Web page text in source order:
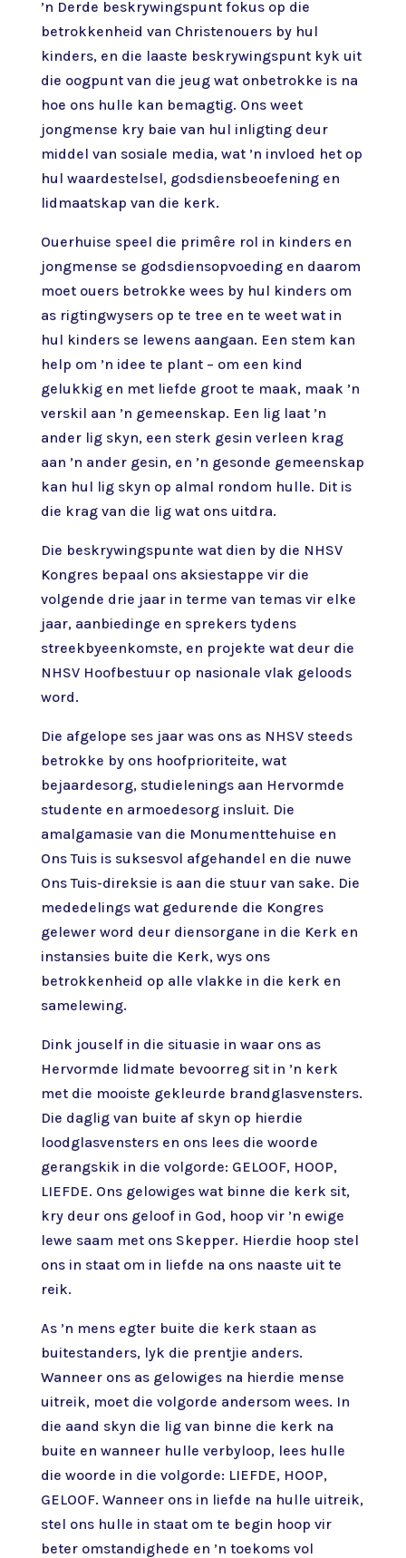
’n Derde beskrywingspunt fokus op die
betrokkenheid van Christenouers by hul
kinders, en die laaste beskrywingspunt kyk uit
die oogpunt van die jeug wat onbetrokke is na
hoe ons hulle kan bemagtig. Ons weet
jongmense kry baie van hul inligting deur
middel van sosiale media, wat ’n invloed het op
hul waardestelsel, godsdiensbeoefening en
lidmaatskap van die kerk.
Ouerhuise speel die primêre rol in kinders en
jongmense se godsdiensopvoeding en daarom
moet ouers betrokke wees by hul kinders om
as rigtingwysers op te tree en te weet wat in
hul kinders se lewens aangaan. Een stem kan
help om ’n idee te plant – om een kind
gelukkig en met liefde groot te maak, maak ’n
verskil aan ’n gemeenskap. Een lig laat ’n
ander lig skyn, een sterk gesin verleen krag
aan ’n ander gesin, en ’n gesonde gemeenskap
kan hul lig skyn op almal rondom hulle. Dit is
die krag van die lig wat ons uitdra.
Die beskrywingspunte wat dien by die NHSV
Kongres bepaal ons aksiestappe vir die
volgende drie jaar in terme van temas vir elke
jaar, aanbiedinge en sprekers tydens
streekbyeenkomste, en projekte wat deur die
NHSV Hoofbestuur op nasionale vlak geloods
word.
Die afgelope ses jaar was ons as NHSV steeds
betrokke by ons hoofprioriteite, wat
bejaardesorg, studielenings aan Hervormde
studente en armoedesorg insluit. Die
amalgamasie van die Monumenttehuise en
Ons Tuis is suksesvol afgehandel en die nuwe
Ons Tuis-direksie is aan die stuur van sake. Die
mededelings wat gedurende die Kongres
gelewer word deur diensorgane in die Kerk en
instansies buite die Kerk, wys ons
betrokkenheid op alle vlakke in die kerk en
samelewing.
Dink jouself in die situasie in waar ons as
Hervormde lidmate bevoorreg sit in ’n kerk
met die mooiste gekleurde brandglasvensters.
Die daglig van buite af skyn op hierdie
loodglasvensters en ons lees die woorde
gerangskik in die volgorde: GELOOF, HOOP,
LIEFDE. Ons gelowiges wat binne die kerk sit,
kry deur ons geloof in God, hoop vir ’n ewige
lewe saam met ons Skepper. Hierdie hoop stel
ons in staat om in liefde na ons naaste uit te
reik.
As ’n mens egter buite die kerk staan as
buitestanders, lyk die prentjie anders.
Wanneer ons as gelowiges na hierdie mense
uitreik, moet die volgorde andersom wees. In
die aand skyn die lig van binne die kerk na
buite en wanneer hulle verbyloop, lees hulle
die woorde in die volgorde: LIEFDE, HOOP,
GELOOF. Wanneer ons in liefde na hulle uitreik,
stel ons hulle in staat om te begin hoop vir
beter omstandighede en ’n toekoms vol